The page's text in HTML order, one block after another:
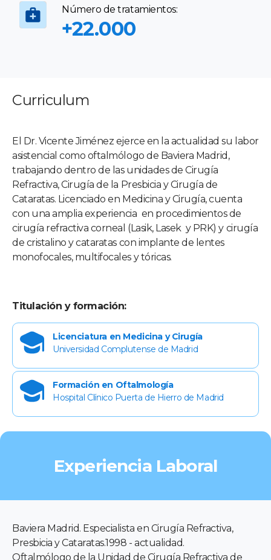
Número de tratamientos:
+22.000
Curriculum
El Dr. Vicente Jiménez ejerce en la actualidad su labor
asistencial como oftalmólogo de Baviera Madrid,
trabajando dentro de las unidades de Cirugía
Refractiva, Cirugía de la Presbicia y Cirugía de
Cataratas. Licenciado en Medicina y Cirugía, cuenta
con una amplia experiencia en procedimientos de
cirugía refractiva corneal (Lasik, Lasek y PRK) y cirugía
de cristalino y cataratas con implante de lentes
monofocales, multifocales y tóricas.
Titulación y formación:
Licenciatura en Medicina y Cirugía
Universidad Complutense de Madrid
Formación en Oftalmología
Hospital Clínico Puerta de Hierro de Madrid
Experiencia Laboral
Baviera Madrid. Especialista en Cirugía Refractiva,
Presbicia y Cataratas.1998 - actualidad.
Oftalmólogo de la Unidad de Cirugía Refractiva de